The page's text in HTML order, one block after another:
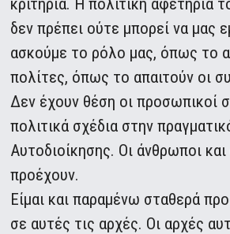
δεν πρέπει ούτε μπορεί να μας
ασκούμε το ρόλο μας, όπως το
πολίτες, όπως το απαιτούν οι
Δεν έχουν θέση οι προσωπικοί
πολιτικά σχέδια στην
Αυτοδιοίκησης. Οι άνθρωποι και
προέχουν.
Είμαι και παραμένω σταθερά
σε αυτές τις αρχές. Οι αρχές